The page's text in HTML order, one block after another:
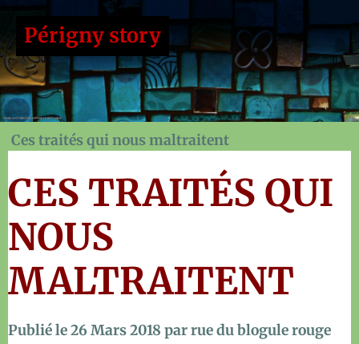
Périgny story
Ces traités qui nous maltraitent
CES TRAITÉS QUI
NOUS
MALTRAITENT
Publié le26 Mars 2018 par rue du blogule rouge